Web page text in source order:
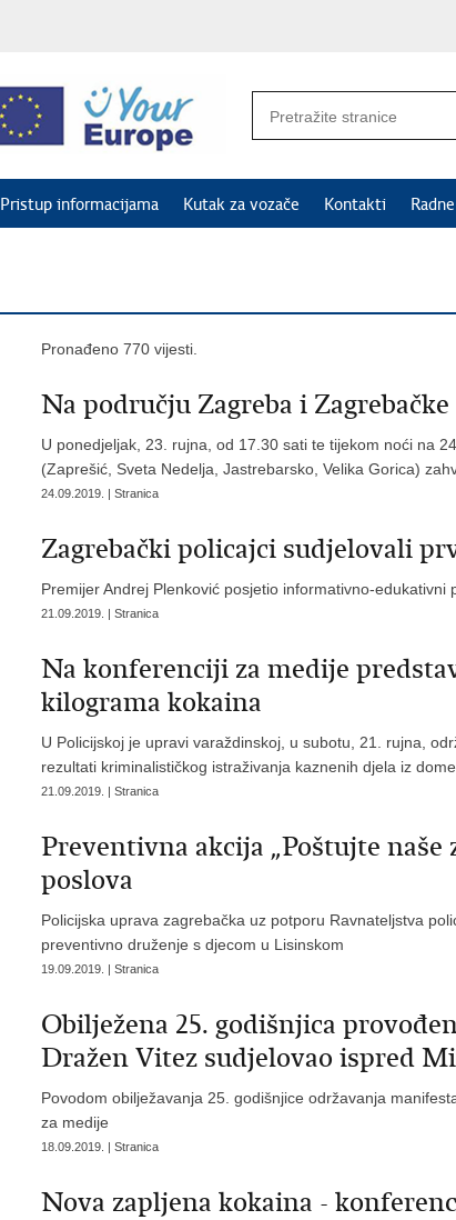
Pristup informacijama Kutak za vozače Kontakti
Pronađeno 770 vijesti.
Na području Zagreba i
U ponedjeljak, 23. rujna, od 17.30 sati te tijekom noći na
(Zaprešić, Sveta Nedelja, Jastrebarsko, Velika Gorica)
24.09.2019. | Stranica
Zagrebački policajci sudjelovali
Premijer Andrej Plenković posjetio informativno-edukativni
21.09.2019. | Stranica
Na konferenciji za medije
kilograma kokaina
U Policijskoj je upravi varaždinskoj, u subotu, 21. rujna,
rezultati kriminalističkog istraživanja kaznenih djela iz
21.09.2019. | Stranica
Preventivna akcija „Poštujte
poslova
Policijska uprava zagrebačka uz potporu Ravnateljstva
preventivno druženje s djecom u Lisinskom
19.09.2019. | Stranica
Obilježena 25. godišnjica
Dražen Vitez sudjelovao ispred
Povodom obilježavanja 25. godišnjice održavanja
za medije
18.09.2019. | Stranica
Nova zapljena kokaina -